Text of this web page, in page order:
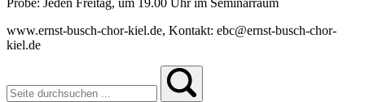
Probe: Jeden Freitag, um 19.00 Uhr im Seminarraum
www.ernst-busch-chor-kiel.de, Kontakt: ebc@ernst-busch-chor-
kiel.de